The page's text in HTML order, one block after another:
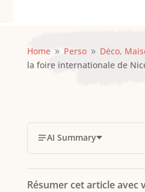
Home 9 Perso 9 Déco,
la foire internationale de
AI Summary
Résumer cet article avec